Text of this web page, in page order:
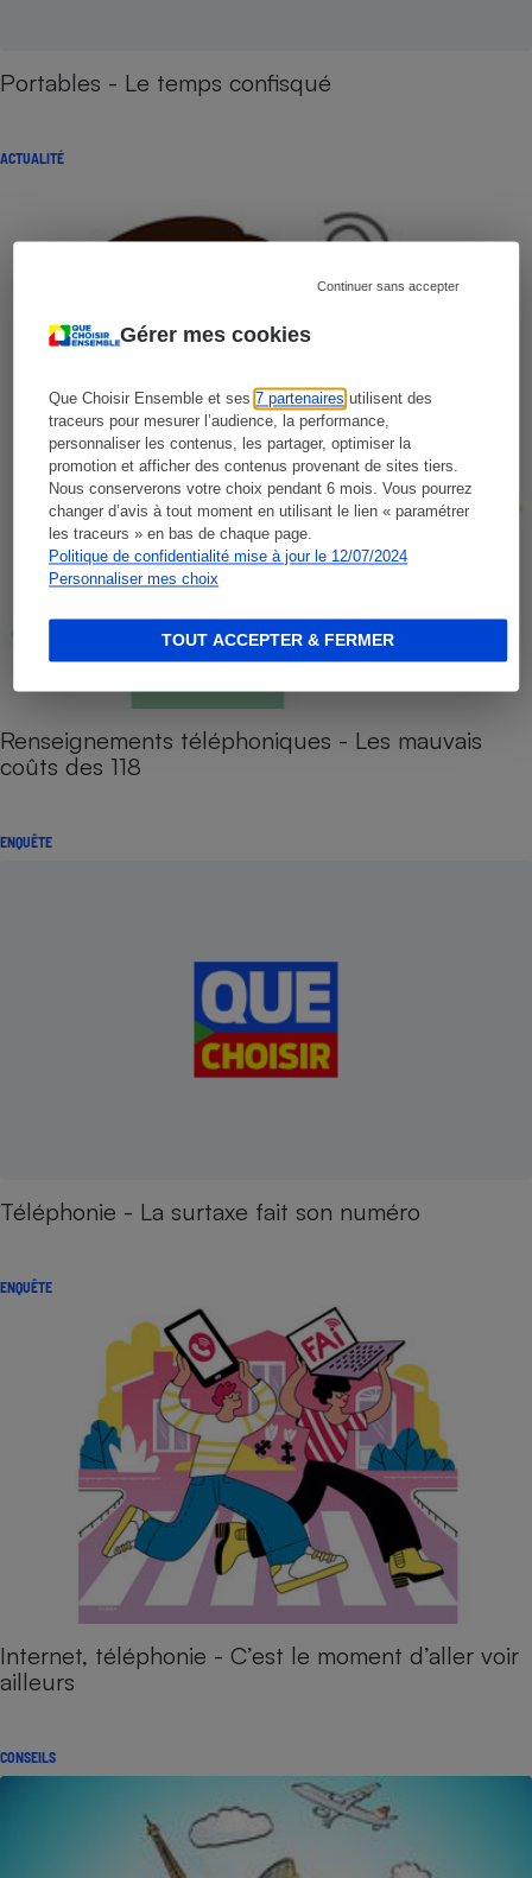
Gérer mes cookies
Que Choisir Ensemble et ses7 partenaires utilisent des
traceurs pour mesurer l’audience, la performance,
personnaliser les contenus, les partager, optimiser la
promotion et afficher des contenus provenant de sites tiers.
Nous conserverons votre choix pendant 6 mois. Vous pourrez
changer d’avis à tout moment en utilisant le lien « paramétrer
les traceurs » en bas de chaque page.
Politique de confidentialité mise à jour le 12/07/2024
Personnaliser mes choix
Continuer sans accepter
TOUT ACCEPTER & FERMER
Portables - Le temps confisqué
ACTUALITÉ
Renseignements téléphoniques - Les mauvais
coûts des 118
ENQUÊTE
Téléphonie - La surtaxe fait son numéro
ENQUÊTE
Internet, téléphonie - C’est le moment d’aller voir
ailleurs
CONSEILS